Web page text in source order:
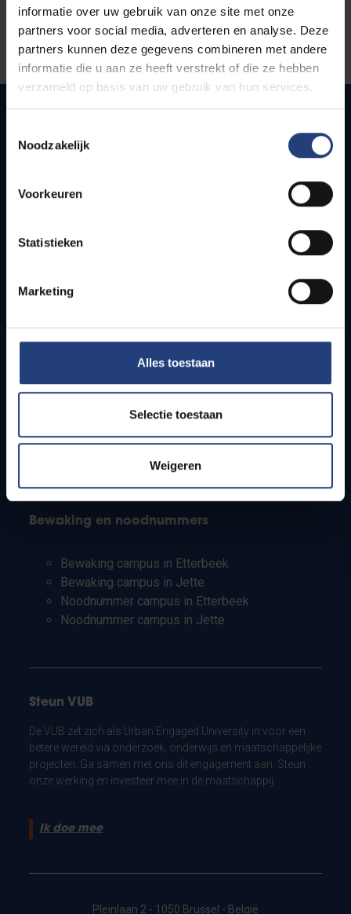
informatie over uw gebruik van onze site met onze
partners voor social media, adverteren en analyse. Deze
partners kunnen deze gegevens combineren met andere
informatie die u aan ze heeft verstrekt of die ze hebben
verzameld op basis van uw gebruik van hun services.
Noodzakelijk
Voorkeuren
Statistieken
Marketing
Alles toestaan
Selectie toestaan
Weigeren
Snel naar
Bereikbaarheid
Studenten
PhD-studenten
Leerkrachten en secundaire scholen
Bewaking en noodnummers
Bewaking campus in Etterbeek
Bewaking campus in Jette
Noodnummer campus in Etterbeek
Noodnummer campus in Jette
Steun VUB
De VUB zet zich als Urban Engaged University in voor een
betere wereld via onderzoek, onderwijs en maatschappelijke
projecten. Ga samen met ons dit engagement aan. Steun
onze werking en investeer mee in de maatschappij.
Ik doe mee
Pleinlaan 2 - 1050 Brussel - België